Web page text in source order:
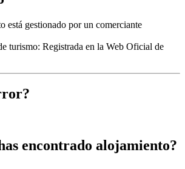
está gestionado por un comerciante
turismo: Registrada en la Web Oficial de
encontrado alojamiento?